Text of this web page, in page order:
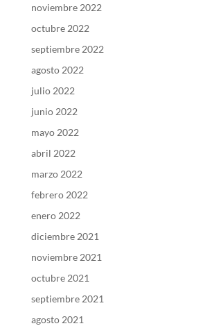
noviembre 2022
octubre 2022
septiembre 2022
agosto 2022
julio 2022
junio 2022
mayo 2022
abril 2022
marzo 2022
febrero 2022
enero 2022
diciembre 2021
noviembre 2021
octubre 2021
septiembre 2021
agosto 2021